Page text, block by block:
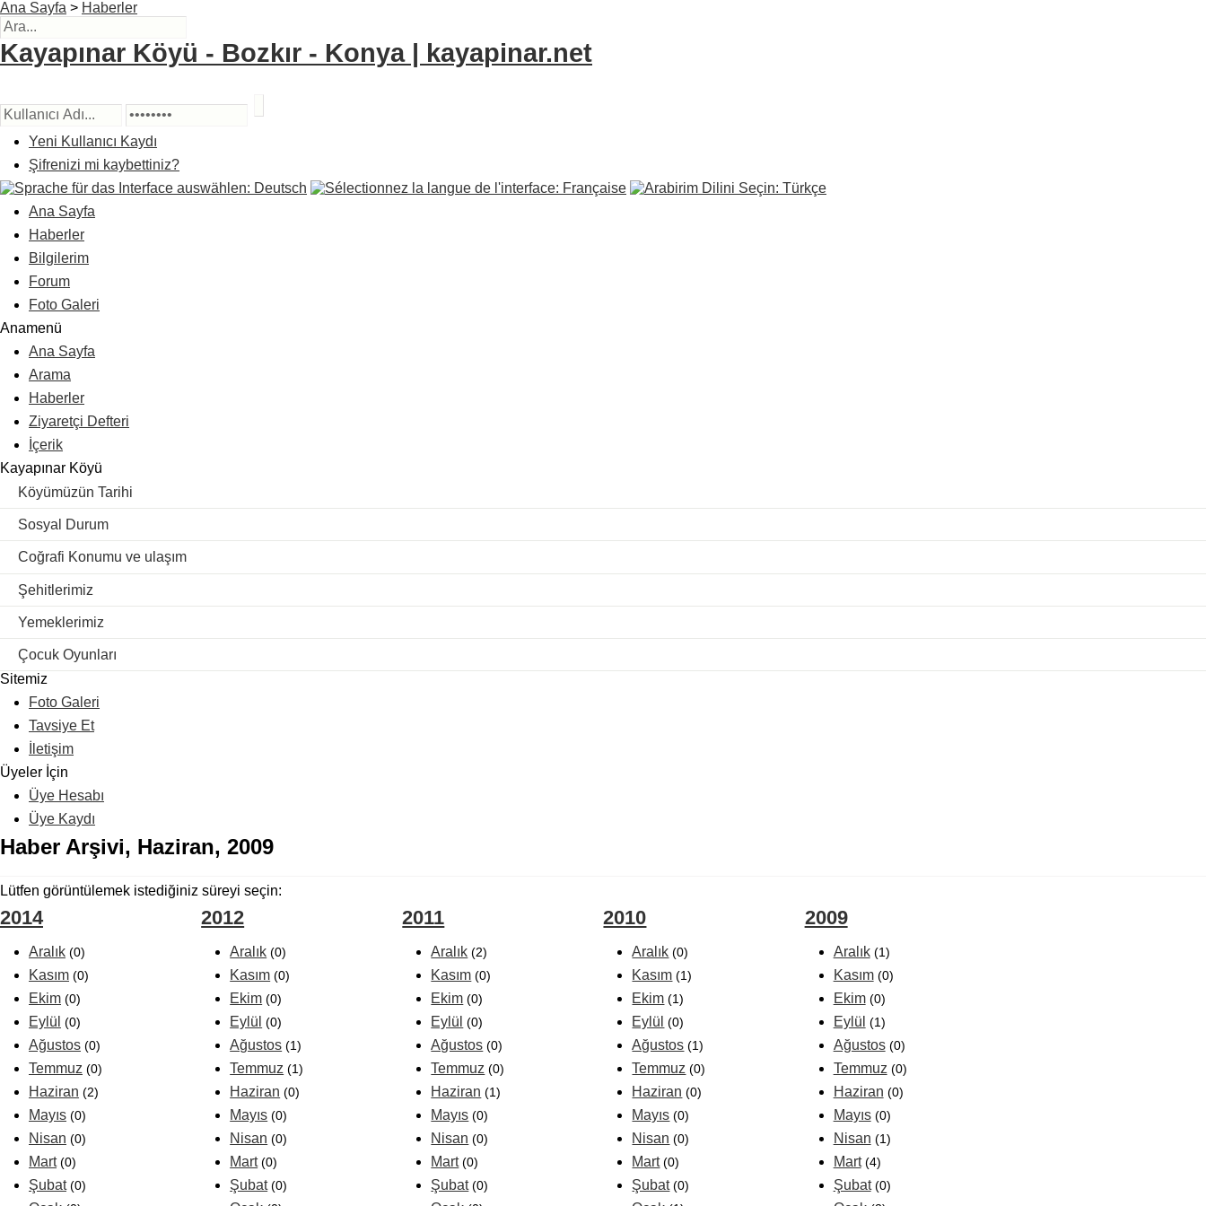
Ana Sayfa > Haberler
Kayapınar Köyü - Bozkır - Konya | kayapinar.net
Yeni Kullanıcı Kaydı
Şifrenizi mi kaybettiniz?
Ana Sayfa
Haberler
Bilgilerim
Forum
Foto Galeri
Anamenü
Ana Sayfa
Arama
Haberler
Ziyaretçi Defteri
İçerik
Kayapınar Köyü
Köyümüzün Tarihi
Sosyal Durum
Coğrafi Konumu ve ulaşım
Şehitlerimiz
Yemeklerimiz
Çocuk Oyunları
Sitemiz
Foto Galeri
Tavsiye Et
İletişim
Üyeler İçin
Üye Hesabı
Üye Kaydı
Haber Arşivi, Haziran, 2009
Lütfen görüntülemek istediğiniz süreyi seçin:
2014
Aralık (0)
Kasım (0)
Ekim (0)
Eylül (0)
Ağustos (0)
Temmuz (0)
Haziran (2)
Mayıs (0)
Nisan (0)
Mart (0)
Şubat (0)
2012
Aralık (0)
Kasım (0)
Ekim (0)
Eylül (0)
Ağustos (1)
Temmuz (1)
Haziran (0)
Mayıs (0)
Nisan (0)
Mart (0)
Şubat (0)
2011
Aralık (2)
Kasım (0)
Ekim (0)
Eylül (0)
Ağustos (0)
Temmuz (0)
Haziran (1)
Mayıs (0)
Nisan (0)
Mart (0)
Şubat (0)
2010
Aralık (0)
Kasım (1)
Ekim (1)
Eylül (0)
Ağustos (1)
Temmuz (0)
Haziran (0)
Mayıs (0)
Nisan (0)
Mart (0)
Şubat (0)
2009
Aralık (1)
Kasım (0)
Ekim (0)
Eylül (1)
Ağustos (0)
Temmuz (0)
Haziran (0)
Mayıs (0)
Nisan (1)
Mart (4)
Şubat (0)